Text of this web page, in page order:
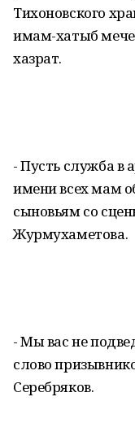
Тихоновского
имам-хатыб
хазрат.
- Пусть служба в
имени всех мам
сыновьям со
Журмухаметова.
- Мы вас не
слово
Серебряков.